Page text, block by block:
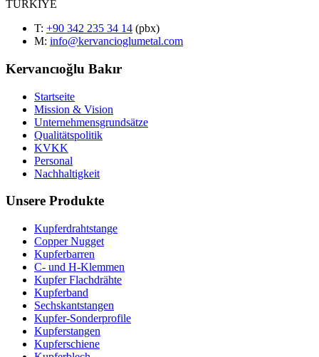
TURKIYE
T: +90 342 235 34 14 (pbx)
M: info@kervancioglumetal.com
Kervancıoğlu Bakır
Startseite
Mission & Vision
Unternehmensgrundsätze
Qualitätspolitik
KVKK
Personal
Nachhaltigkeit
Unsere Produkte
Kupferdrahtstange
Copper Nugget
Kupferbarren
C- und H-Klemmen
Kupfer Flachdrähte
Kupferband
Sechskantstangen
Kupfer-Sonderprofile
Kupferstangen
Kupferschiene